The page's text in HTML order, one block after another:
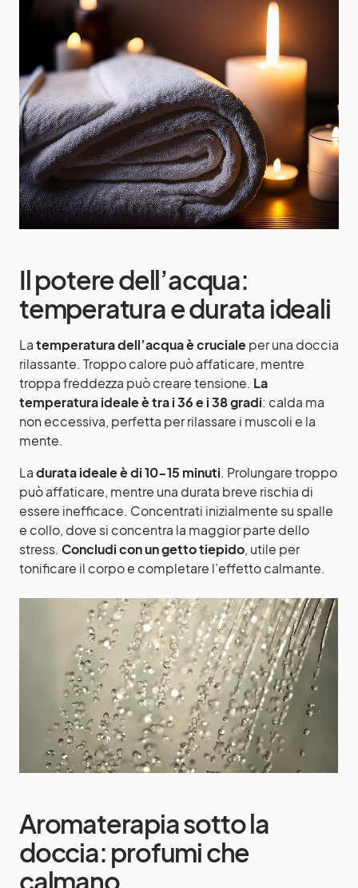
Il potere dell’acqua:
temperatura e durata ideali
Latemperatura dell’acqua è crucialeper una doccia
rilassante. Troppo calore può affaticare, mentre
troppa freddezza può creare tensione. La
temperatura ideale è tra i 36 e i 38 gradi: calda ma
non eccessiva, perfetta per rilassare i muscoli e la
mente.
Ladurata ideale è di 10-15 minuti. Prolungare troppo
può affaticare, mentre una durata breve rischia di
essere inefficace. Concentrati inizialmente su spalle
e collo, dove si concentra la maggior parte dello
stress. Concludi con un getto tiepido, utile per
tonificare il corpo e completare l’effetto calmante.
Aromaterapia sotto la
doccia: profumi che
calmano